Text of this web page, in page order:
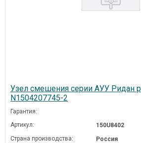
Узел смешения серии АУУ Ридан
N1504207745-2
Гарантия:
Артикул:
150U8402
Страна производства:
Россия